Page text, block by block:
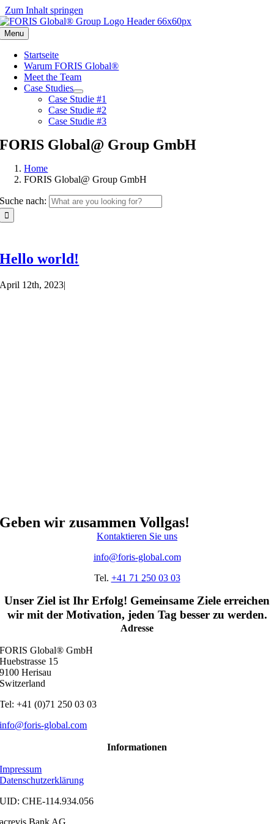
Zum Inhalt springen
Menu
Startseite
Warum FORIS Global®
Meet the Team
Case Studies
Case Studie #1
Case Studie #2
Case Studie #3
FORIS Global@ Group GmbH
Home
FORIS Global@ Group GmbH
Suche nach:
Hello world!
April 12th, 2023|
Geben wir zusammen Vollgas!
Kontaktieren Sie uns
info@foris-global.com
Tel. +41 71 250 03 03
Unser Ziel ist Ihr Erfolg! Gemeinsame Ziele erreichen
wir mit der Motivation, jeden Tag besser zu werden.
Adresse
FORIS Global® GmbH
Huebstrasse 15
9100 Herisau
Switzerland
Tel: +41 (0)71 250 03 03
info@foris-global.com
Informationen
Impressum
Datenschutzerklärung
UID: CHE-114.934.056
acrevis Bank AG